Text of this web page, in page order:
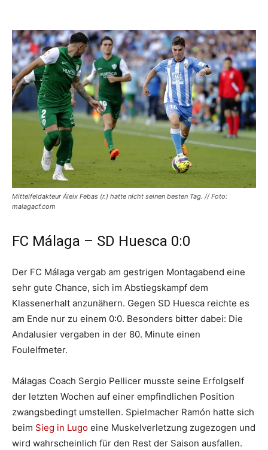
Mittelfeldakteur Áleix Febas (r.) hatte nicht seinen besten Tag. // Foto:
malagacf.com
FC Málaga – SD Huesca 0:0
Der FC Málaga vergab am gestrigen Montagabend eine
sehr gute Chance, sich im Abstiegskampf dem
Klassenerhalt anzunähern. Gegen SD Huesca reichte es
am Ende nur zu einem 0:0. Besonders bitter dabei: Die
Andalusier vergaben in der 80. Minute einen
Foulelfmeter.
Málagas Coach Sergio Pellicer musste seine Erfolgself
der letzten Wochen auf einer empfindlichen Position
zwangsbedingt umstellen. Spielmacher Ramón hatte sich
beim Sieg in Lugo eine Muskelverletzung zugezogen und
wird wahrscheinlich für den Rest der Saison ausfallen.